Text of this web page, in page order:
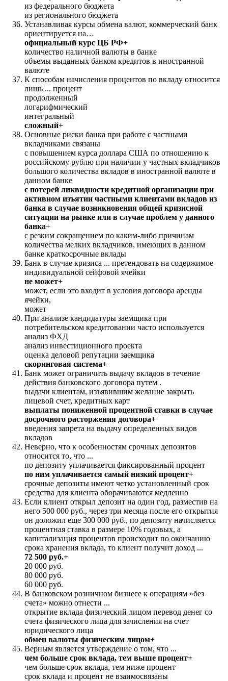
из федерального бюджета
из регионального бюджета
Устанавливая курсы обмена валют, коммерческий банк
ориентируется на…
официальный курс ЦБ РФ+
количество наличной валюты в банке
объемы выданных банком кредитов в иностранной
валюте
К способам начисления процентов по вкладу относится
лишь ... процент
продолженный
логарифмический
интегральный
сложный+
Основные риски банка при работе с частными
вкладчиками связаны
с повышением курса доллара США по отношению к
российскому рублю при наличии у частных вкладчиков
большого количества вкладов в иностранной валюте в
данном банке
с потерей ликвидности кредитной организации при
активном изъятии частными клиентами вкладов из
банка в случае возникновения общей кризисной
ситуации на рынке или в случае проблем у данного
банка+
с резким сокращением по каким-либо причинам
количества мелких вкладчиков, имеющих в данном
банке краткосрочные вклады
Банк в случае кризиса ... претендовать на содержимое
индивидуальной сейфовой ячейки
не может+
может, если это входит в условия договора аренды
ячейки,
может
При анализе кандидатуры заемщика при
потребительском кредитовании часто используется
анализ ФХД
анализ инвестиционного проекта
оценка деловой репутации заемщика
скоринговая система+
Банк может ограничить выдачу вкладов в течение
действия банковского договора путем .
выдачи клиентам, изъявившим желание закрыть
лицевой счет, кредитных карт
выплаты пониженной процентной ставки в случае
досрочного расторжения договора+
введения запрета на выдачу определенных видов
вкладов
Неверно, что к особенностям срочных депозитов
относится то, что ...
по депозиту уплачивается фиксированный процент
по ним уплачивается самый низкий процент+
срочные депозиты имеют четко установленный срок
средства для клиента оборачиваются медленно
Если клиент открыл депозит на один год, разместив на
него 500 000 руб., через три месяца после его открытия
он доложил еще 300 000 руб., по депозиту начисляется
процентная ставка в размере 10% годовых, а
капитализация процентов происходит по окончанию
срока хранения вклада, то клиент получит доход ...
72 500 руб.+
20 000 руб.
80 000 руб.
60 000 руб.
В банковском розничном бизнесе к операциям «без
счета» можно отнести ...
открытие вклада физический лицом перевод денег со
счета физического лица для зачисления на счет
юридического лица
обмен валюты физическим лицом+
Верным является утверждение о том, что ...
чем больше срок вклада, тем выше процент+
чем больше срок вклада, тем ниже процент
срок вклада и процент не взаимосвязаны